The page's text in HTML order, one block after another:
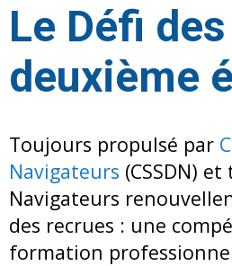
Le Défi
deuxième
Toujours propulsé par
Navigateurs (CSSDN)
Navigateurs
des recrues : une
formation